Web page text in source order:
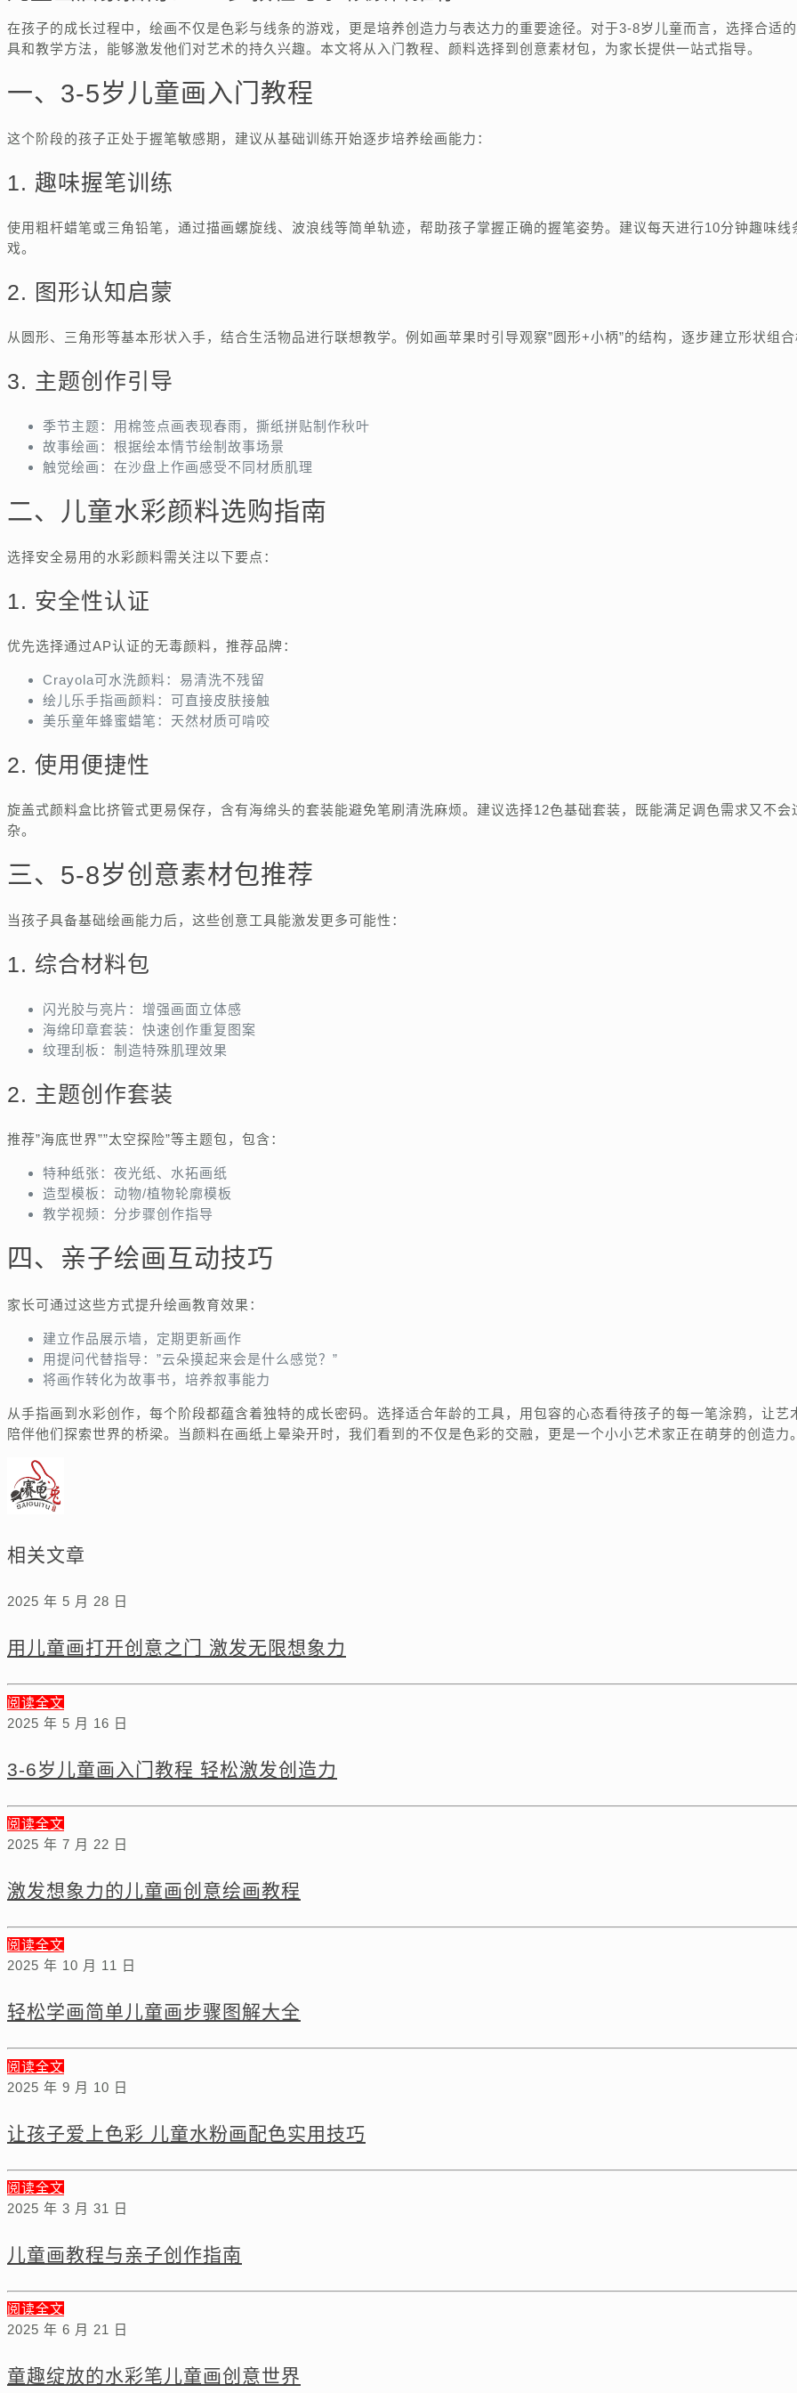
在孩子的成长过程中，绘画不仅是色彩与线条的游戏，更是培养创造力与表达力的重要途径。对于3-8岁儿童而言，选择合适
具和教学方法，能够激发他们对艺术的持久兴趣。本文将从入门教程、颜料选择到创意素材包，为家长提供一站式指导。
一、3-5岁儿童画入门教程
这个阶段的孩子正处于握笔敏感期，建议从基础训练开始逐步培养绘画能力：
1. 趣味握笔训练
使用粗杆蜡笔或三角铅笔，通过描画螺旋线、波浪线等简单轨迹，帮助孩子掌握正确的握笔姿势。建议每天进行10分钟趣味线
戏。
2. 图形认知启蒙
从圆形、三角形等基本形状入手，结合生活物品进行联想教学。例如画苹果时引导观察”圆形+小柄”的结构，逐步建立形状组
3. 主题创作引导
季节主题：用棉签点画表现春雨，撕纸拼贴制作秋叶
故事绘画：根据绘本情节绘制故事场景
触觉绘画：在沙盘上作画感受不同材质肌理
二、儿童水彩颜料选购指南
选择安全易用的水彩颜料需关注以下要点：
1. 安全性认证
优先选择通过AP认证的无毒颜料，推荐品牌：
Crayola可水洗颜料：易清洗不残留
绘儿乐手指画颜料：可直接皮肤接触
美乐童年蜂蜜蜡笔：天然材质可啃咬
2. 使用便捷性
旋盖式颜料盒比挤管式更易保存，含有海绵头的套装能避免笔刷清洗麻烦。建议选择12色基础套装，既能满足调色需求又不会
杂。
三、5-8岁创意素材包推荐
当孩子具备基础绘画能力后，这些创意工具能激发更多可能性：
1. 综合材料包
闪光胶与亮片：增强画面立体感
海绵印章套装：快速创作重复图案
纹理刮板：制造特殊肌理效果
2. 主题创作套装
推荐”海底世界””太空探险”等主题包，包含：
特种纸张：夜光纸、水拓画纸
造型模板：动物/植物轮廓模板
教学视频：分步骤创作指导
四、亲子绘画互动技巧
家长可通过这些方式提升绘画教育效果：
建立作品展示墙，定期更新画作
用提问代替指导：”云朵摸起来会是什么感觉？”
将画作转化为故事书，培养叙事能力
从手指画到水彩创作，每个阶段都蕴含着独特的成长密码。选择适合年龄的工具，用包容的心态看待孩子的每一笔涂鸦，让艺
陪伴他们探索世界的桥梁。当颜料在画纸上晕染开时，我们看到的不仅是色彩的交融，更是一个小小艺术家正在萌芽的创造力
相关文章
2025 年 5 月 28 日
用儿童画打开创意之门 激发无限想象力
阅读全文
2025 年 5 月 16 日
3-6岁儿童画入门教程 轻松激发创造力
阅读全文
2025 年 7 月 22 日
激发想象力的儿童画创意绘画教程
阅读全文
2025 年 10 月 11 日
轻松学画简单儿童画步骤图解大全
阅读全文
2025 年 9 月 10 日
让孩子爱上色彩 儿童水粉画配色实用技巧
阅读全文
2025 年 3 月 31 日
儿童画教程与亲子创作指南
阅读全文
2025 年 6 月 21 日
童趣绽放的水彩笔儿童画创意世界